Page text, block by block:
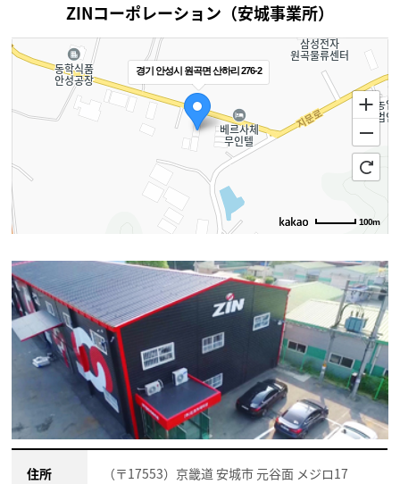
ZINコーポレーション（安城事業所）
경기 안성시 원곡면 산하리 276-2
100m
住所 （〒17553）京畿道 安城市 元谷面 メジロ17